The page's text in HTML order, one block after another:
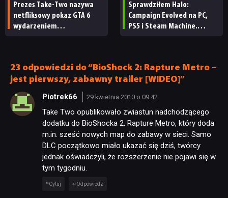
Prezes Take-Two nazywa
netfliksowy pokaz GTA 6
wydarzeniem
Sprawdziłem Halo:
Campaign Evolved na PC,
PS5 i Steam Machine.
23 odpowiedzi do “BioShock 2: Rapture Metro –
jest pierwszy, zabawny trailer [WIDEO]”
Piotrek66 29 kwietnia 2010 o 09:42
Take Two opublikowało zwiastun nadchodzącego
dodatku do BioShocka 2, Rapture Metro, który doda
m.in. sześć nowych map do zabawy w sieci. Samo
DLC początkowo miało ukazać się dziś, twórcy
jednak oświadczyli, że rozszerzenie nie pojawi się w
tym tygodniu.
Cytuj Odpowiedz